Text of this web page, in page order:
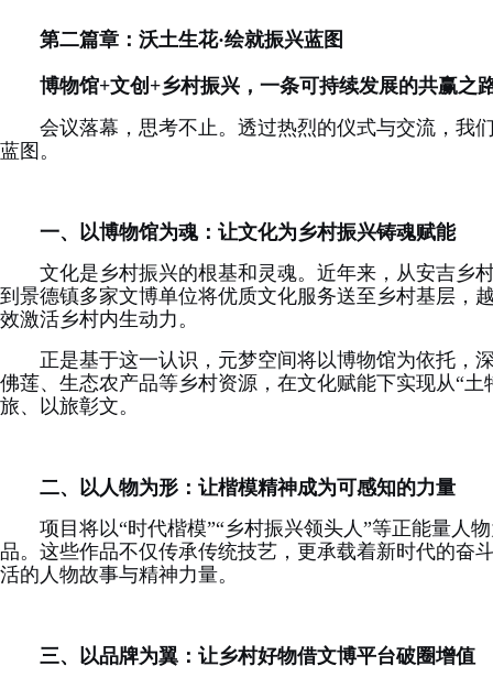
第二篇章：沃土生花·绘就振兴蓝图
博物馆+文创+乡村振兴，一条可持续发展的共赢之
会议落幕，思考不止。透过热烈的仪式与交流，我
蓝图。
一、以博物馆为魂：让文化为乡村振兴铸魂赋能
文化是乡村振兴的根基和灵魂。近年来，从安吉乡
到景德镇多家文博单位将优质文化服务送至乡村基层，
效激活乡村内生动力。
正是基于这一认识，元梦空间将以博物馆为依托，
佛莲、生态农产品等乡村资源，在文化赋能下实现从“
旅、以旅彰文。
二、以人物为形：让楷模精神成为可感知的力量
项目将以“时代楷模”“乡村振兴领头人”等正能量人
品。这些作品不仅传承传统技艺，更承载着新时代的
活的人物故事与精神力量。
三、以品牌为翼：让乡村好物借文博平台破圈增值